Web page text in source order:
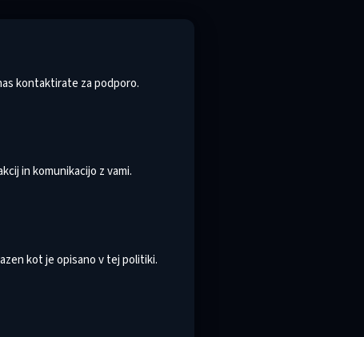
kontaktirate za podporo.
in komunikacijo z vami.
kot je opisano v tej politiki.